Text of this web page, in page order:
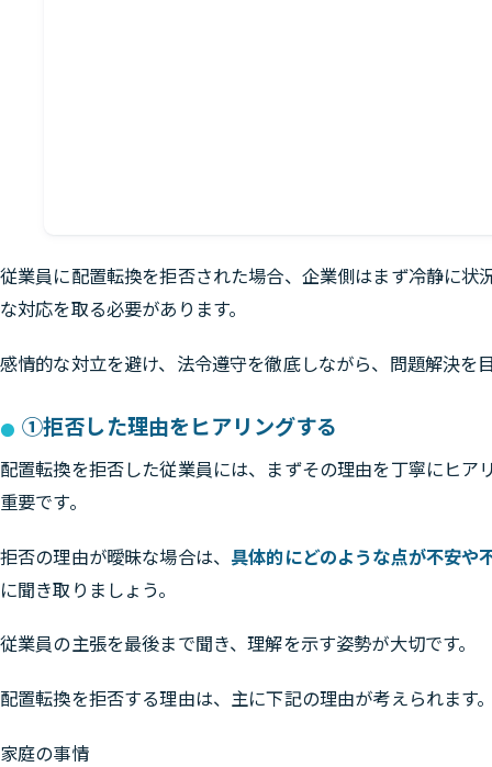
従業員に配置転換を拒否された場合、企業側はまず冷静に状
な対応を取る必要があります。
感情的な対立を避け、法令遵守を徹底しながら、問題解決を
①拒否した理由をヒアリングする
配置転換を拒否した従業員には、まずその理由を丁寧にヒア
重要です。
拒否の理由が曖昧な場合は、 具体的にどのような点が不安や
に聞き取りましょう。
従業員の主張を最後まで聞き、理解を示す姿勢が大切です。
配置転換を拒否する理由は、主に下記の理由が考えられます
家庭の事情